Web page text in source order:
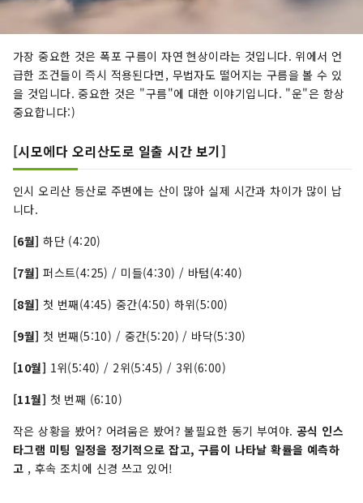
가장 중요한 것은 폭포 구름이 자연 현상이라는 것입니다. 위에서 언
급한 조건들이 즉시 적용된다면, 무법자도 떨어지는 구름을 볼 수 있
을 것입니다. 중요한 것은 "구름"에 대한 이야기입니다. "운"은 항상
중요합니다:)
[시모에다 오리산도로 일출 시간 보기]
인시 오리산 등산로 주변에는 산이 많아 실제 시간과 차이가 많이 납
니다.
[6월] 하단 (4:20)
[7월] 퍼스트(4:25) / 미들(4:30) / 바텀(4:40)
[8월] 첫 번째(4:45) 중간(4:50) 하위(5:00)
[9월] 첫 번째(5:10) / 중간(5:20) / 바닥(5:30)
[10월] 1위(5:40) / 2위(5:45) / 3위(6:00)
[11월] 첫 번째 (6:10)
작은 상황을 봤어? 어려움은 봤어? 불필요한 동기 부여야. 공식 인스
타그램 미팅 일정을 정기적으로 잡고, 구름이 나타날 확률을 예측하
고 , 후속 조치에 신경 쓰고 있어!